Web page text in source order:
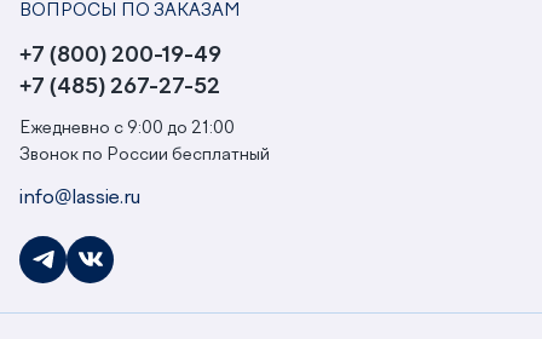
ВОПРОСЫ ПО ЗАКАЗАМ
+7 (800) 200-19-49
+7 (485) 267-27-52
Ежедневно с 9:00 до 21:00
Звонок по России бесплатный
info@lassie.ru